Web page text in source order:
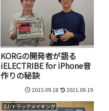
KORGの開発者が語る
iELECTRIBE for iPhone音
作りの秘訣
2015.09.18 2021.09.19
DJ/トラックメイキング